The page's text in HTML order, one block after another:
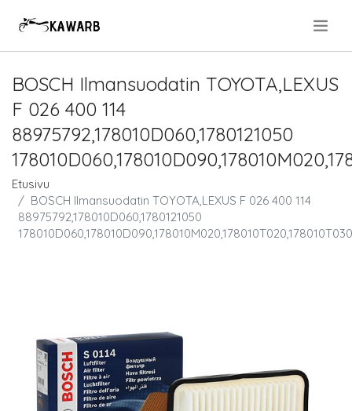
BOSCH Ilmansuodatin TOYOTA,LEXUS
F 026 400 114
88975792,178010D060,1780121050
Etusivu
BOSCH Ilmansuodatin TOYOTA,LEXUS F 026 400 114
88975792,178010D060,1780121050